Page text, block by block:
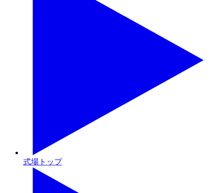
式場トップ